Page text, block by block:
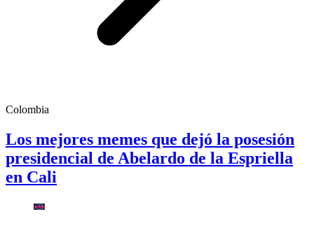
Colombia
Los mejores memes que dejó la posesión
presidencial de Abelardo de la Espriella
en Cali